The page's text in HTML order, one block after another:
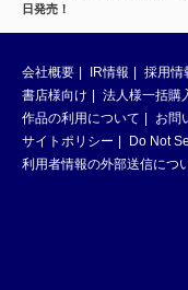
日発売！
会社概要 IR情報 採用情
書店様向け
法人様一括購
作品の利用について
お問
サイトポリシー
Do Not
利用者情報の外部送信につ